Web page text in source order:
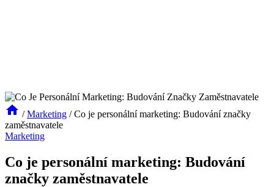
/ Marketing / Co je personální marketing: Budování značky
zaměstnavatele
Marketing
Co je personální marketing: Budování
značky zaměstnavatele